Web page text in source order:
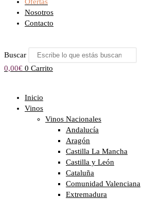
Nosotros
Contacto
Buscar
0,00€ 0 Carrito
Inicio
Vinos
Vinos Nacionales
Andalucía
Aragón
Castilla La Mancha
Castilla y León
Cataluña
Comunidad Valenciana
Extremadura